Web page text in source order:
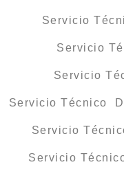
Servicio
Servicio
Servicio
Servicio Técnico
Servicio
Servicio